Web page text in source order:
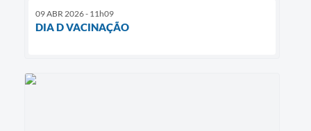
09 ABR 2026 - 11h09
DIA D VACINAÇÃO